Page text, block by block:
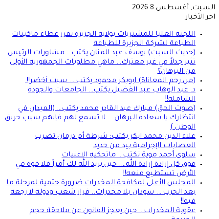
السبت, أغسطس 8 2026
اخر الأخبار
اللجنة العليا للمشتريات بولاية الجزيرة تفرز عطاء ماكينات
الطباعة لشركة الجزيرة للطباعة
(حديث السبت) يوسف عبد المنان يكتب… مشاورات الرئيس
تثير جدلاً في غير معترك… ماهي مطلوبات الجمهورية الأولى
من البرهان؟
(من رحم المعاناة) ابوبكر محمود يكتب…. سبت أخضر!!
د. عبد الوهاب عبد الفضيل يكتب… الجامعات والجودة
الشاملة!!
(صوت الحق) مبارك عبد القادر محمد يكتب… (الميدان في
انتظارك يا سعادة البرهان…. لا تسمع لهم فإنهم سبب حريق
الوطن )
علاء الدين محمد ابكر يكتب: شرطة أم درمان تضرب
العصابات الإجرامية بيد من حديد
سلوى أحمد موية تكتب… ماتحكيه الاغنيات
فوق كل إرادة إرادة الله…. حين يريد الله لك أمراً فلا قوة في
الأرض تستطيع منعه!!
المجلس الأعلى لمكافحة المخدرات ضرورة حتمية لمرحلة ما
بعد الحرب…. سودان بلا مخدرات.. قرار شعب ودولة لا رجعة
فيه!!
عقوبة المخدرات… حين يعجز القانون عن ملاحقة حجم